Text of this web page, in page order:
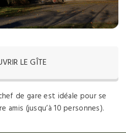
LE GÎTE
de gare est idéale pour se
(jusqu’à 10 personnes).